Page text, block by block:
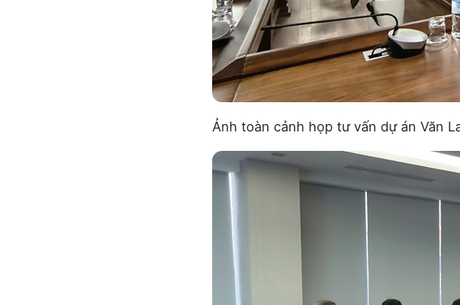
Ảnh toàn cảnh họp tư vấn dự án Văn